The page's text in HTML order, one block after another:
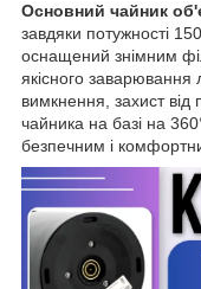
Основний чайник
завдяки потужності
оснащений знімним
якісного
вимкнення, захист від
чайника на базі на
безпечним і